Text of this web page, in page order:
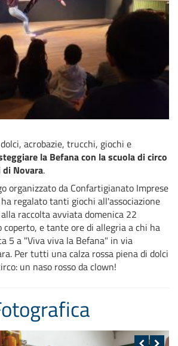
acrobazie, trucchi, giochi e
la Befana con la scuola di circo
Novara.
organizzato da Confartigianato Imprese
regalato tanti giochi all'associazione
raccolta avviata domenica 22
coperto, e tante ore di allegria a chi ha
5 a "Viva viva la Befana" in via
Per tutti una calza rossa piena di dolci
un naso rosso da clown!